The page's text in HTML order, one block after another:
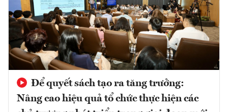
Để quyết sách tạo ra tăng trưởng:
Nâng cao hiệu quả tổ chức thực hiện các